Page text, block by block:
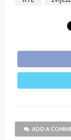
ADD A